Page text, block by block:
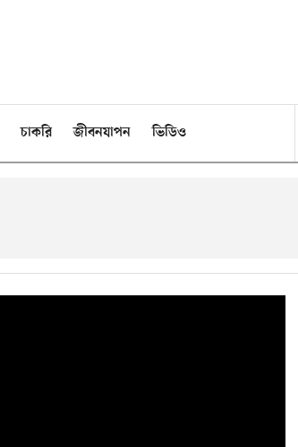
চাকরি জীবনযাপন ভিডিও